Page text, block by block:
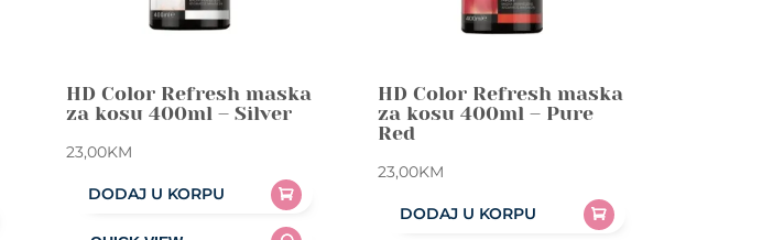
HD Color Refresh maska
za kosu 400ml – Silver
23,00KM
DODAJ U KORPU
HD Color Refresh maska
za kosu 400ml – Pure
Red
23,00KM
DODAJ U KORPU